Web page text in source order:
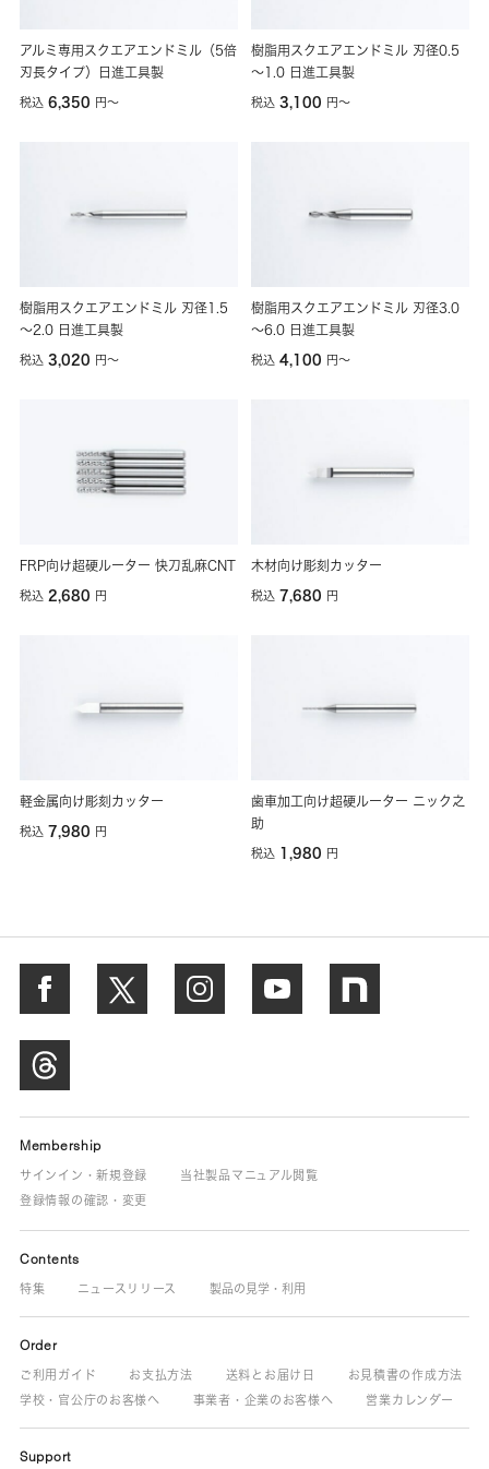
アルミ専用スクエアエンドミル（5倍
刃長タイプ）日進工具製
税込6,350 円〜
樹脂用スクエアエンドミル 刃径0.5
～1.0 日進工具製
税込3,100 円〜
樹脂用スクエアエンドミル 刃径1.5
～2.0 日進工具製
税込3,020 円〜
樹脂用スクエアエンドミル 刃径3.0
～6.0 日進工具製
税込4,100 円〜
FRP向け超硬ルーター 快刀乱麻CNT
税込 2,680 円
木材向け彫刻カッター
税込7,680 円
軽金属向け彫刻カッター
税込7,980 円
歯車加工向け超硬ルーター ニック之
助
税込 1,980 円
Membership
サインイン・新規登録
当社製品マニュアル閲覧
登録情報の確認・変更
Contents
特集 ニュースリリース 製品の見学・利用
Order
ご利用ガイド お支払方法 送料とお届け日
お見積書の作成方法
学校・官公庁のお客様へ
事業者・企業のお客様へ 営業カレンダー
Support